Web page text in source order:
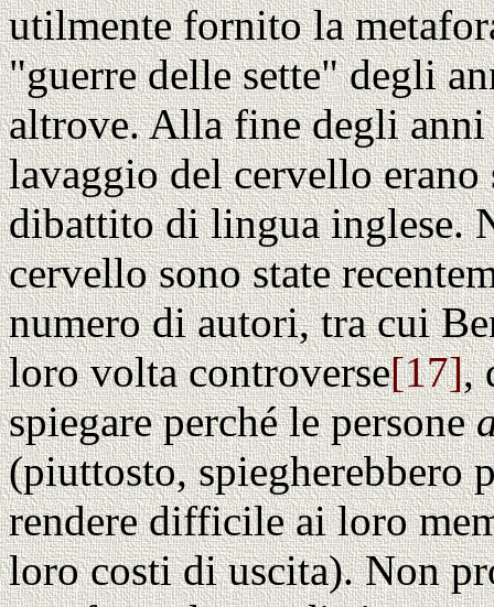
utilmente fornito la
"guerre delle sette" degli
altrove. Alla fine degli
lavaggio del cervello erano
dibattito di lingua inglese.
cervello sono state
numero di autori, tra cui
loro volta controverse[17],
spiegare perché le persone
(piuttosto, spiegherebbero
rendere difficile ai loro
loro costi di uscita). Non